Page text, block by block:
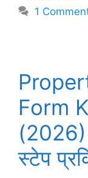
1
Form
(2026)
स्टेप